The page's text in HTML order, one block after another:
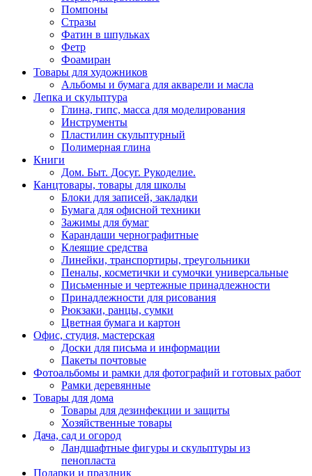
Помпоны
Стразы
Фатин в шпульках
Фетр
Фоамиран
Товары для художников
Альбомы и бумага для акварели и масла
Лепка и скульптура
Глина, гипс, масса для моделирования
Инструменты
Пластилин скульптурный
Полимерная глина
Книги
Дом. Быт. Досуг. Рукоделие.
Канцтовары, товары для школы
Блоки для записей, закладки
Бумага для офисной техники
Зажимы для бумаг
Карандаши чернографитные
Клеящие средства
Линейки, транспортиры, треугольники
Пеналы, косметички и сумочки универсальные
Письменные и чертежные принадлежности
Принадлежности для рисования
Рюкзаки, ранцы, сумки
Цветная бумага и картон
Офис, студия, мастерская
Доски для письма и информации
Пакеты почтовые
Фотоальбомы и рамки для фотографий и готовых работ
Рамки деревянные
Товары для дома
Товары для дезинфекции и защиты
Хозяйственные товары
Дача, сад и огород
Ландшафтные фигуры и скульптуры из
пенопласта
Подарки и праздник